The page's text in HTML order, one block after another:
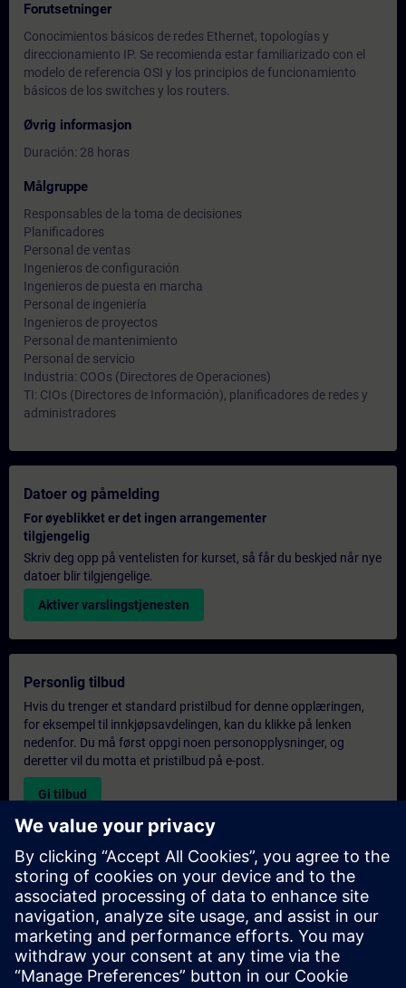
Forutsetninger
Conocimientos básicos de redes Ethernet, topologías y
direccionamiento IP. Se recomienda estar familiarizado con el
modelo de referencia OSI y los principios de funcionamiento
básicos de los switches y los routers.
Øvrig informasjon
Duración: 28 horas
Målgruppe
Responsables de la toma de decisiones
Planificadores
Personal de ventas
Ingenieros de configuración
Ingenieros de puesta en marcha
Personal de ingeniería
Ingenieros de proyectos
Personal de mantenimiento
Personal de servicio
Industria: COOs (Directores de Operaciones)
TI: CIOs (Directores de Información), planificadores de redes y
administradores
Datoer og påmelding
For øyeblikket er det ingen arrangementer
tilgjengelig
Skriv deg opp på ventelisten for kurset, så får du beskjed når nye
datoer blir tilgjengelige.
Aktiver varslingstjenesten
Personlig tilbud
Hvis du trenger et standard pristilbud for denne opplæringen,
for eksempel til innkjøpsavdelingen, kan du klikke på lenken
nedenfor. Du må først oppgi noen personopplysninger, og
deretter vil du motta et pristilbud på e-post.
Gi tilbud
Forespørsel om eksklusiv opplæring
Fyll ut skjemaet nedenfor hvis du ønsker et tilbud på et
eksklusivt kurs, enten på stedet, virtuelt eller på vårt SITRAIN-
kurssenter. Denne typen forespørsel passer for større grupper (6
personer eller flere). Etter at du har oppgitt kontaktinformasjon
og kursbehov, vil du motta et tilbud fra oss.